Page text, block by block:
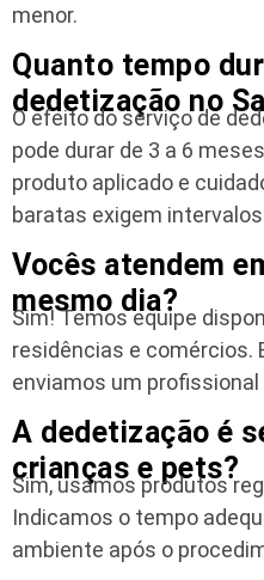
menor.
Quanto tempo
dedetização no
O efeito do serviço de
pode durar de 3 a 6
produto aplicado e
baratas exigem
Vocês atendem
mesmo dia?
Sim! Temos equipe
residências e comércios.
enviamos um
A dedetização é
crianças e pets?
Sim, usamos produtos
Indicamos o tempo
ambiente após o